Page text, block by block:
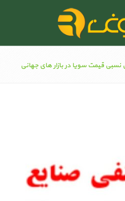
نسبی قیمت سویا در بازار های جهانی